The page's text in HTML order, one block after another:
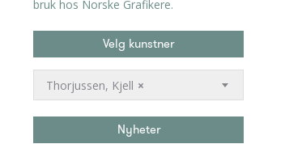
bruk hos Norske Grafikere.
Velg kunstner
×
Thorjussen, Kjell
Nyheter